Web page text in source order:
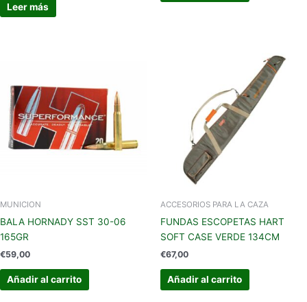
Leer más
MUNICION
BALA HORNADY SST 30-06
165GR
€59,00
Añadir al carrito
ACCESORIOS PARA LA CAZA
FUNDAS ESCOPETAS HART
SOFT CASE VERDE 134CM
€67,00
Añadir al carrito